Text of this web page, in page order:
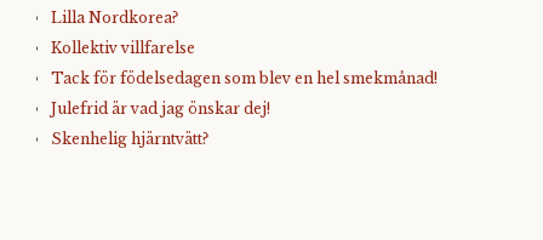
Lilla Nordkorea?
Kollektiv villfarelse
Tack för födelsedagen som blev en hel smekmånad!
Julefrid är vad jag önskar dej!
Skenhelig hjärntvätt?